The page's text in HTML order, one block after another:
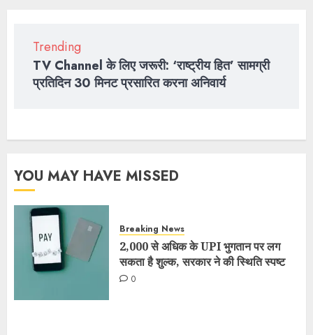
Trending
TV Channel के लिए जरूरी: ‘राष्ट्रीय हित’ सामग्री
प्रतिदिन 30 मिनट प्रसारित करना अनिवार्य
YOU MAY HAVE MISSED
Breaking News
2,000 से अधिक के UPI भुगतान पर लग
सकता है शुल्क, सरकार ने की स्थिति स्पष्ट
0